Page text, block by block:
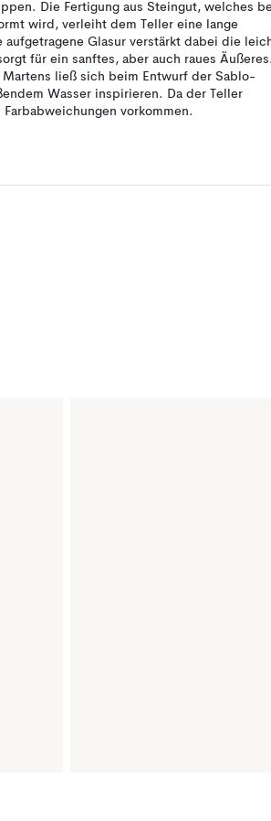
Die Fertigung aus Steingut, welches
wird, verleiht dem Teller eine lange
aufgetragene Glasur verstärkt dabei die
für ein sanftes, aber auch raues
Martens ließ sich beim Entwurf der Sablo-
Wasser inspirieren. Da der Teller
vorkommen.